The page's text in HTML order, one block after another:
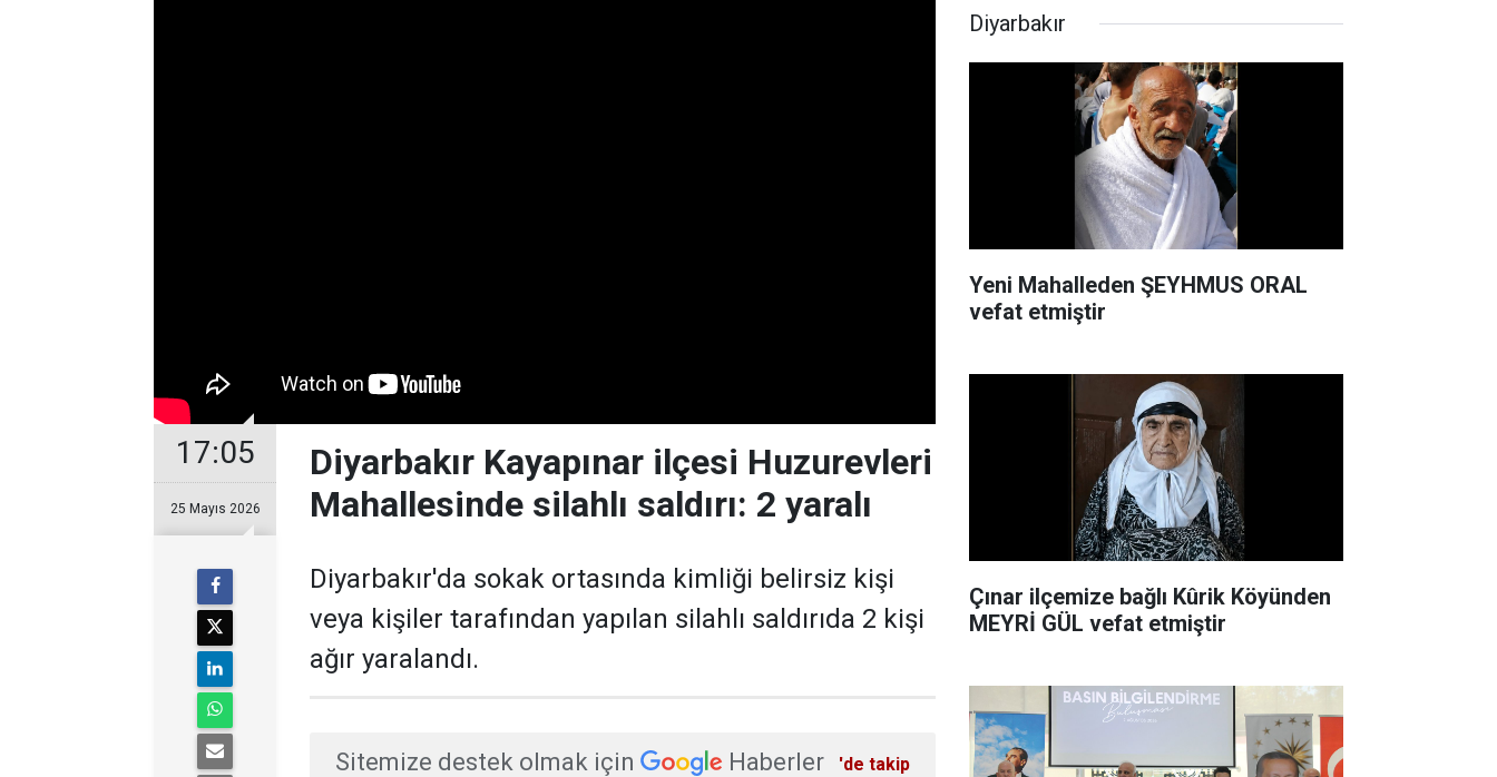
17:05
25 Mayıs 2026
Diyarbakır Kayapınar ilçesi Huzurevleri
Mahallesinde silahlı saldırı: 2 yaralı
Diyarbakır'da sokak ortasında kimliği belirsiz kişi
veya kişiler tarafından yapılan silahlı saldırıda 2 kişi
ağır yaralandı.
Sitemize destek olmak için Haberler
'de takip
Diyarbakır
Yeni Mahalleden ŞEYHMUS ORAL
vefat etmiştir
Çınar ilçemize bağlı Kûrik Köyünden
MEYRİ GÜL vefat etmiştir